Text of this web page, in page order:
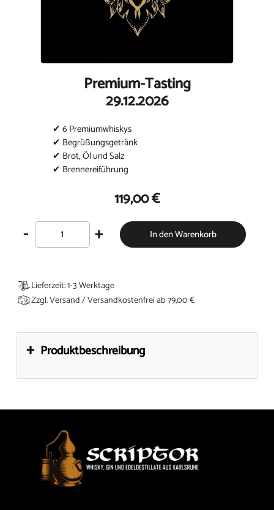
Premium-Tasting
29.12.2026
✔ 6 Premiumwhiskys
✔ Begrüßungsgetränk
✔ Brot, Öl und Salz
✔ Brennereiführung
119,00 €
- + In den Warenkorb
Lieferzeit: 1-3 Werktage
Zzgl. Versand / Versandkostenfrei ab 79,00 €
+ Produktbeschreibung